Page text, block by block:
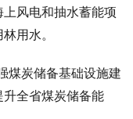
风电和抽水蓄能项
用水。
煤炭储备基础设施建
全省煤炭储备能